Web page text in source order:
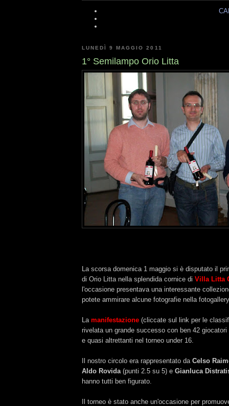
LUNEDÌ 9 MAGGIO 2011
1° Semilampo Orio Litta
La scorsa domenica 1 maggio si è disputato il
di Orio Litta nella splendida cornice di Villa Litta
l'occasione presentava una interessante
potete ammirare alcune fotografie nella
La manifestazione (cliccate sul link per le
rivelata un grande successo con ben 42
e quasi altrettanti nel torneo under 16.
Il nostro circolo era rappresentato da Celso
Aldo Rovida (punti 2.5 su 5) e Gianluca
hanno tutti ben figurato.
Il torneo è stato anche un'occasione per